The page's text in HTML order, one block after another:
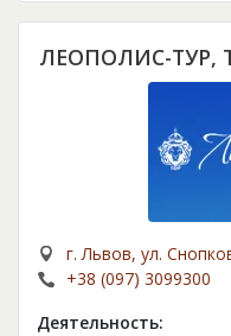
ЛЕОПОЛИС-ТУР,
г. Львов, ул.
+38 (097) 3099300
Деятельность: